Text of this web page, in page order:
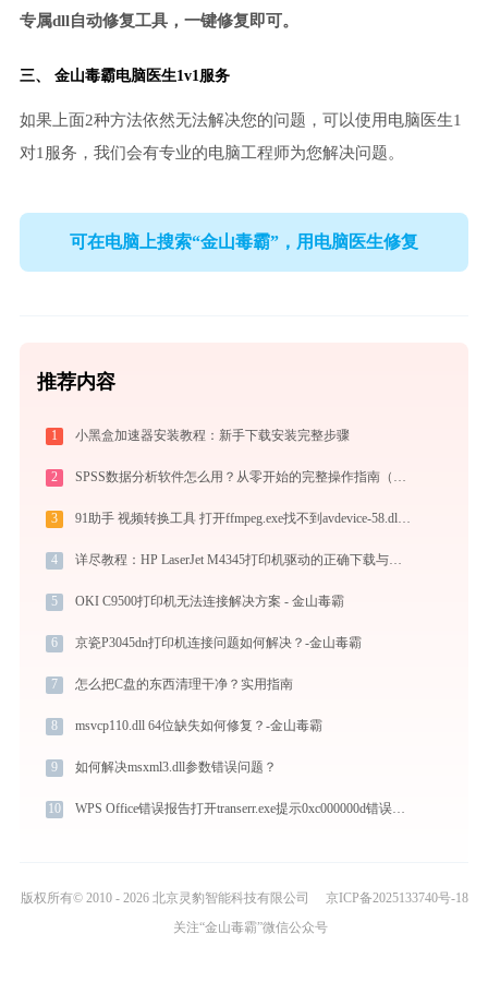
专属dll自动修复工具，一键修复即可。
三、 金山毒霸电脑医生1v1服务
如果上面2种方法依然无法解决您的问题，可以使用电脑医生1
对1服务，我们会有专业的电脑工程师为您解决问题。
可在电脑上搜索“金山毒霸”，用电脑医生修复
推荐内容
1 小黑盒加速器安装教程：新手下载安装完整步骤
2 SPSS数据分析软件怎么用？从零开始的完整操作指南（附实战案例）
3 91助手 视频转换工具 打开ffmpeg.exe找不到avdevice-58.dll怎么办
4 详尽教程：HP LaserJet M4345打印机驱动的正确下载与安装方式
5 OKI C9500打印机无法连接解决方案 - 金山毒霸
6 京瓷P3045dn打印机连接问题如何解决？-金山毒霸
7 怎么把C盘的东西清理干净？实用指南
8 msvcp110.dll 64位缺失如何修复？-金山毒霸
9 如何解决msxml3.dll参数错误问题？
10 WPS Office错误报告打开transerr.exe提示0xc000000d错误码怎么办
版权所有© 2010 - 2026 北京灵豹智能科技有限公司
京ICP备2025133740号-18
关注“金山毒霸”微信公众号